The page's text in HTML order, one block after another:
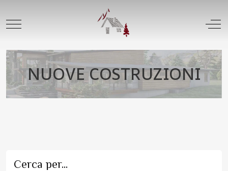
Mobile Menu Toggle Off-
NUOVE COSTRUZIONI
Cerca per...